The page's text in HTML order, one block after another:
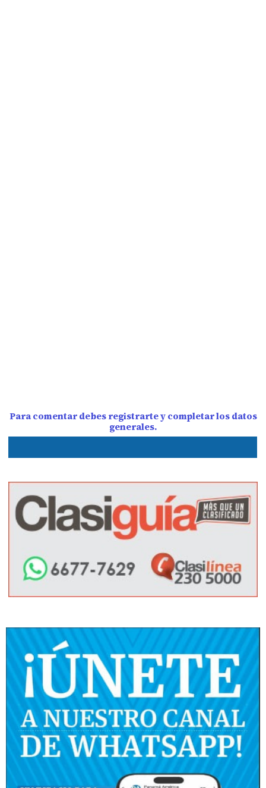
Para comentar debes registrarte y completar los datos
generales.